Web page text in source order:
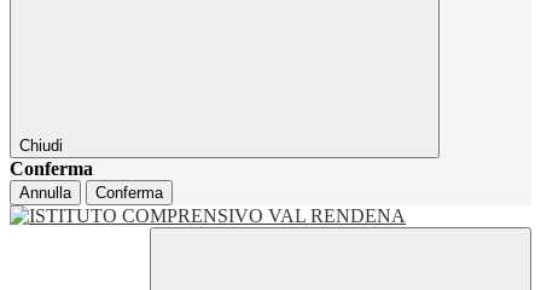
Chiudi
Conferma
Annulla Conferma